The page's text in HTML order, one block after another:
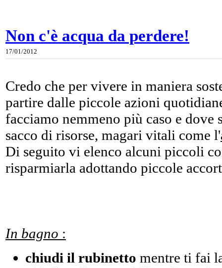
Non c'è acqua da perdere!
17/01/2012
Credo che per vivere in maniera
partire dalle piccole azioni
facciamo nemmeno più caso e dove
sacco di risorse, magari vitali come l'
Di seguito vi elenco alcuni piccoli
risparmiarla adottando piccole
In bagno :
chiudi il rubinetto mentre ti fai